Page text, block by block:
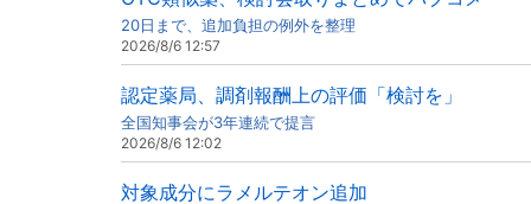
20日まで、追加負担の例外を整理
2026/8/6 12:57
認定薬局、調剤報酬上の評価「検討を」
全国知事会が3年連続で提言
2026/8/6 12:02
対象成分にラメルテオン追加